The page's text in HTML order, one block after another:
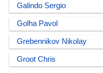
Galindo Sergio
Golha Pavol
Grebennikov Nikolay
Groot Chris